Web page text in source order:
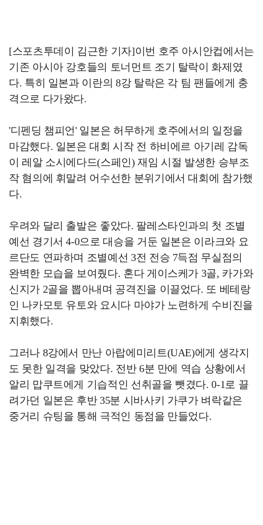
[스포츠투데이 김근한 기자]이번 호주 아시안컵에서는
기존 아시아 강호들의 토너먼트 조기 탈락이 화제였
다. 특히 일본과 이란의 8강 탈락은 각 팀 팬들에게 충
격으로 다가왔다.
'디펜딩 챔피언' 일본은 허무하게 호주에서의 일정을
마감했다. 일본은 대회 시작 전 하비에르 아기레 감독
이 레알 소시에다드(스페인) 재임 시절 발생한 승부조
작 혐의에 휘말려 어수선한 분위기에서 대회에 참가했
다.
우려와 달리 출발은 좋았다. 팔레스타인과의 첫 조별
예선 경기서 4-0으로 대승을 거둔 일본은 이라크와 요
르단도 연파하며 조별예선 3전 전승 7득점 무실점의
완벽한 모습을 보여줬다. 혼다 게이스케가 3골, 카가와
신지가 2골을 뽑아내며 공격진을 이끌었다. 또 베테랑
인 나카모토 유토와 요시다 마야가 노련하게 수비진을
지휘했다.
그러나 8강에서 만난 아랍에미리트(UAE)에게 생각지
도 못한 일격을 맞았다. 전반 6분 만에 역습 상황에서
알리 맙쿠트에게 기습적인 선취골을 뺏겼다. 0-1로 끌
려가던 일본은 후반 35분 시바사키 가쿠가 벼락같은
중거리 슈팅을 통해 극적인 동점을 만들었다.